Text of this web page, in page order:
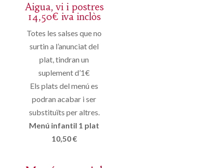
Aigua, vi i postres
14,50€ iva inclòs
Totes les salses que no
surtin a l’anunciat del
plat, tindran un
suplement d’1€
Els plats del menú es
podran acabar i ser
substituïts per altres.
Menú infantil 1 plat
10,50 €